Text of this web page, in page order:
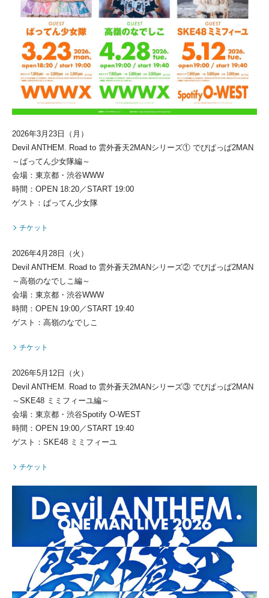
2026年3月23日（月）
Devil ANTHEM. Road to 雲外蒼天2MANシリーズ① でびぱっぱ2MAN
～ばってん少女隊編～
会場：東京都・渋谷WWW
時間：OPEN 18:20／START 19:00
ゲスト：ばってん少女隊
チケット
2026年4月28日（火）
Devil ANTHEM. Road to 雲外蒼天2MANシリーズ② でびぱっぱ2MAN
～高嶺のなでしこ編～
会場：東京都・渋谷WWW
時間：OPEN 19:00／START 19:40
ゲスト：高嶺のなでしこ
チケット
2026年5月12日（火）
Devil ANTHEM. Road to 雲外蒼天2MANシリーズ③ でびぱっぱ2MAN
～SKE48 ミミフィーユ編～
会場：東京都・渋谷Spotify O-WEST
時間：OPEN 19:00／START 19:40
ゲスト：SKE48 ミミフィーユ
チケット